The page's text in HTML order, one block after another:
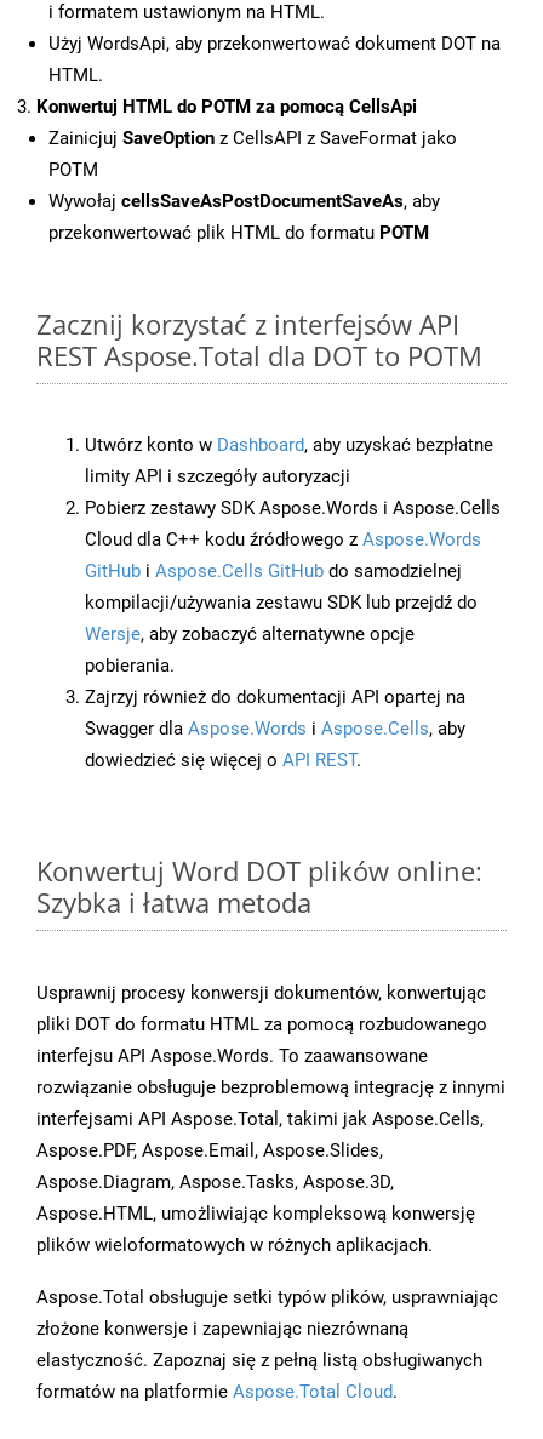
i formatem ustawionym na HTML.
Użyj WordsApi, aby przekonwertować dokument DOT na
HTML.
Konwertuj HTML do POTM za pomocą CellsApi
Zainicjuj SaveOption z CellsAPI z SaveFormat jako
POTM
Wywołaj cellsSaveAsPostDocumentSaveAs, aby
przekonwertować plik HTML do formatu POTM
Zacznij korzystać z interfejsów API
REST Aspose.Total dla DOT to POTM
Utwórz konto w Dashboard, aby uzyskać bezpłatne
limity API i szczegóły autoryzacji
Pobierz zestawy SDK Aspose.Words i Aspose.Cells
Cloud dla C++ kodu źródłowego z Aspose.Words
GitHub i Aspose.Cells GitHub do samodzielnej
kompilacji/używania zestawu SDK lub przejdź do
Wersje, aby zobaczyć alternatywne opcje
pobierania.
Zajrzyj również do dokumentacji API opartej na
Swagger dla Aspose.Words i Aspose.Cells, aby
dowiedzieć się więcej o API REST.
Konwertuj Word DOT plików online:
Szybka i łatwa metoda
Usprawnij procesy konwersji dokumentów, konwertując
pliki DOT do formatu HTML za pomocą rozbudowanego
interfejsu API Aspose.Words. To zaawansowane
rozwiązanie obsługuje bezproblemową integrację z innymi
interfejsami API Aspose.Total, takimi jak Aspose.Cells,
Aspose.PDF, Aspose.Email, Aspose.Slides,
Aspose.Diagram, Aspose.Tasks, Aspose.3D,
Aspose.HTML, umożliwiając kompleksową konwersję
plików wieloformatowych w różnych aplikacjach.
Aspose.Total obsługuje setki typów plików, usprawniając
złożone konwersje i zapewniając niezrównaną
elastyczność. Zapoznaj się z pełną listą obsługiwanych
formatów na platformie Aspose.Total Cloud.